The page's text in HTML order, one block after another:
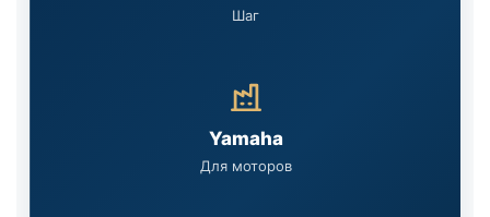
Шаг
Yamaha
Для моторов